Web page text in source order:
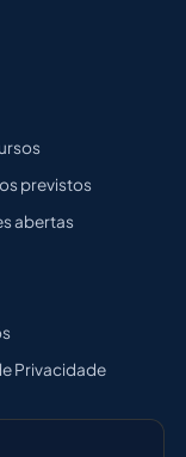
previstos
abertas
Privacidade